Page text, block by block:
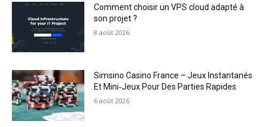
Comment choisir un VPS cloud adapté à
son projet ?
8 août 2026
Simsino Casino France – Jeux Instantanés
Et Mini‑Jeux Pour Des Parties Rapides
6 août 2026